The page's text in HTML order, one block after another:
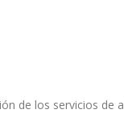
de los servicios de